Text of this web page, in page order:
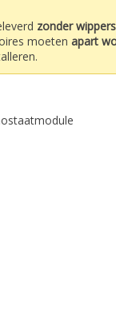
zonder
moeten apart